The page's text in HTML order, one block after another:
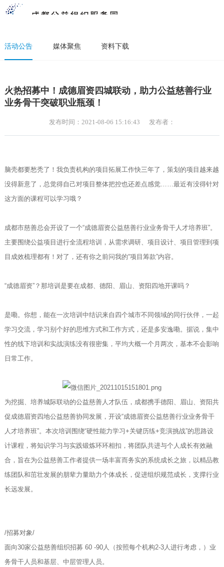
活动公告 媒体聚焦 资料下载
火热招募中！成德眉资四城联动，助力公益慈善行业
业务骨干突破职业瓶颈！
发布时间：2021-08-06 15:16:43 发布者：
脑壳都要愁秃了！我负责机构的项目拓展工作快三年了，策划的项目越来越
没得新意了，总觉得自己对项目整体把控也还差点感觉……最近有没得针对
这方面的课程可以学习哦？
成都市慈善总会开设了一个“成德眉资公益慈善行业业务骨干人才培养班”。
主要围绕公益项目进行全流程培训，从需求调研、项目设计、项目管理到项
目成效梳理都有！对了，还有你之前问我的“项目筹款”内容。
“成德眉资”？那培训是要在成都、德阳、眉山、资阳四地开课吗？
是嘞。你想，能在一次培训中结识来自四个城市不同领域的同行伙伴，一起
学习交流，学习别个好的思维方式和工作方式，还是多安逸嘞。据说，集中
性的线下培训和实战演练没有很密集，平均大概一个月两次，基本不会影响
日常工作。
为挖掘、培养城际联动的公益慈善人才队伍，成都携手德阳、眉山、资阳共
促成德眉资四地公益慈善协同发展，开设“成德眉资公益慈善行业业务骨干
人才培养班”。本次培训围绕“硬性能力学习+关键历练+竞演挑战”的思路设
计课程，将知识学习与实践锻炼环环相扣，将团队共进与个人成长有效融
合，旨在为公益慈善工作者提供一场丰富而务实的系统成长之旅，以精品教
练团队和茁壮发展的朋辈力量助力个体成长，促进组织规范成长，支撑行业
长远发展。
/招募对象/
面向30家公益慈善组织招募 60 -90人（按照每个机构2-3人进行考虑，）业
务骨干人员和基层、中层管理人员。